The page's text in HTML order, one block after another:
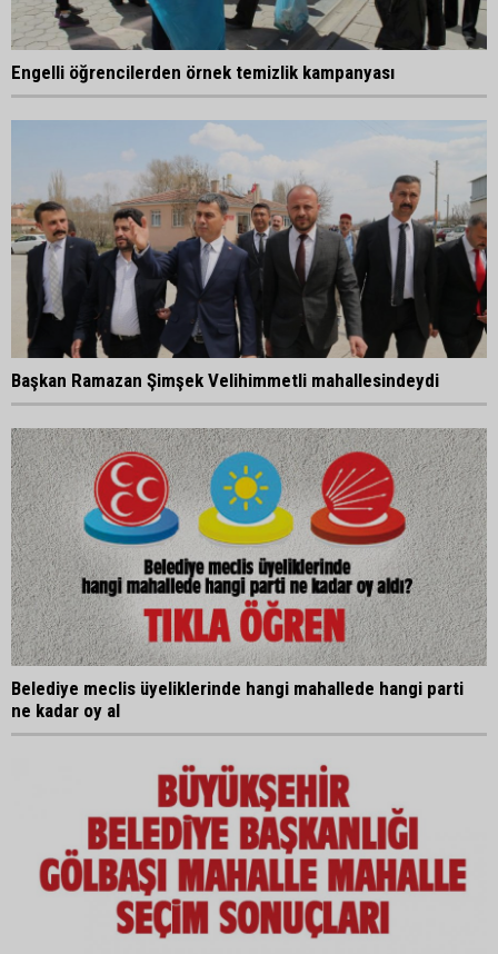
Engelli öğrencilerden örnek temizlik kampanyası
Başkan Ramazan Şimşek Velihimmetli mahallesindeydi
Belediye meclis üyeliklerinde hangi mahallede hangi parti
ne kadar oy al